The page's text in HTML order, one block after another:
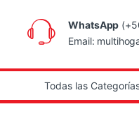
WhatsApp
Email: